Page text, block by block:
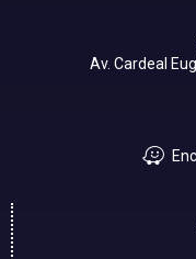
Av. Cardeal